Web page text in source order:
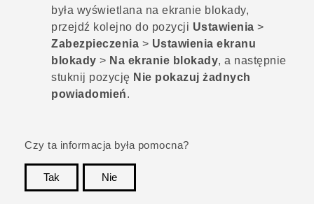
była wyświetlana na ekranie blokady,
przejdź kolejno do pozycji Ustawienia >
Zabezpieczenia > Ustawienia ekranu
blokady > Na ekranie blokady, a następnie
stuknij pozycję Nie pokazuj żadnych
powiadomień.
Czy ta informacja była pomocna?
Tak
Nie